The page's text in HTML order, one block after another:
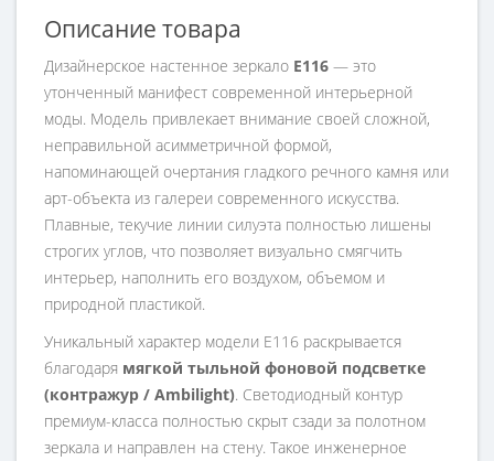
Описание товара
Дизайнерское настенное зеркало E116 — это
утонченный манифест современной интерьерной
моды. Модель привлекает внимание своей сложной,
неправильной асимметричной формой,
напоминающей очертания гладкого речного камня или
арт-объекта из галереи современного искусства.
Плавные, текучие линии силуэта полностью лишены
строгих углов, что позволяет визуально смягчить
интерьер, наполнить его воздухом, объемом и
природной пластикой.
Уникальный характер модели E116 раскрывается
благодаря мягкой тыльной фоновой подсветке
(контражур / Ambilight). Светодиодный контур
премиум-класса полностью скрыт сзади за полотном
зеркала и направлен на стену. Такое инженерное